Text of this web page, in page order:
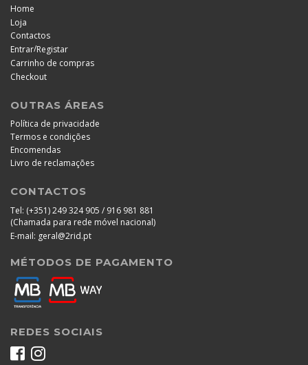
Home
Loja
Contactos
Entrar/Registar
Carrinho de compras
Checkout
OUTRAS ÁREAS
Política de privacidade
Termos e condições
Encomendas
Livro de reclamações
CONTACTOS
Tel: (+351) 249 324 905 / 916 981 881
(Chamada para rede móvel nacional)
E-mail: geral@2rid.pt
MÉTODOS DE PAGAMENTO
REDES SOCIAIS